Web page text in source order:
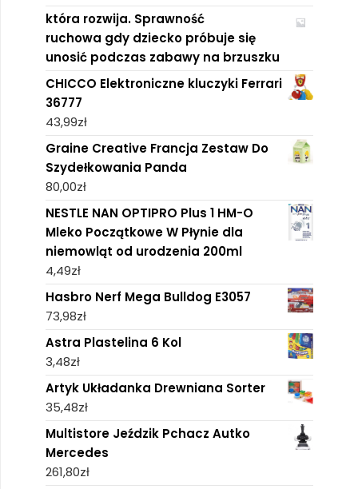
która rozwija. Sprawność
ruchowa gdy dziecko próbuje się
unosić podczas zabawy na brzuszku
CHICCO Elektroniczne kluczyki Ferrari
36777
43,99zł
Graine Creative Francja Zestaw Do
Szydełkowania Panda
80,00zł
NESTLE NAN OPTIPRO Plus 1 HM-O
Mleko Początkowe W Płynie dla
niemowląt od urodzenia 200ml
4,49zł
Hasbro Nerf Mega Bulldog E3057
73,98zł
Astra Plastelina 6 Kol
3,48zł
Artyk Układanka Drewniana Sorter
35,48zł
Multistore Jeździk Pchacz Autko
Mercedes
261,80zł